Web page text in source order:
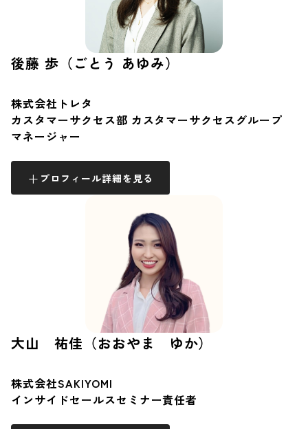
後藤 歩（ごとう あゆみ）
株式会社トレタ
カスタマーサクセス部 カスタマーサクセスグループ
マネージャー
プロフィール詳細を見る
大山 祐佳（おおやま ゆか）
株式会社SAKIYOMI
インサイドセールスセミナー責任者